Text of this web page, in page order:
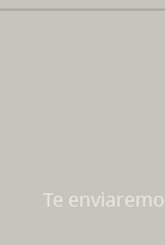
Te